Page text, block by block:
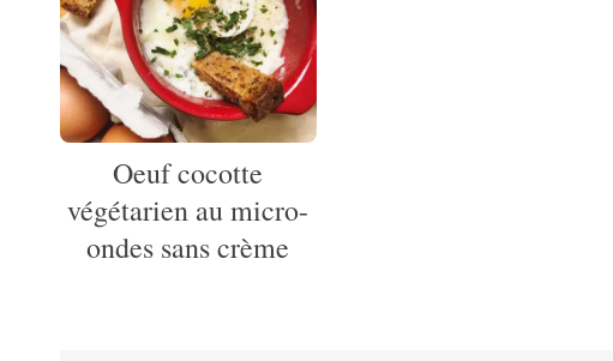
Oeuf cocotte
végétarien au micro-
ondes sans crème